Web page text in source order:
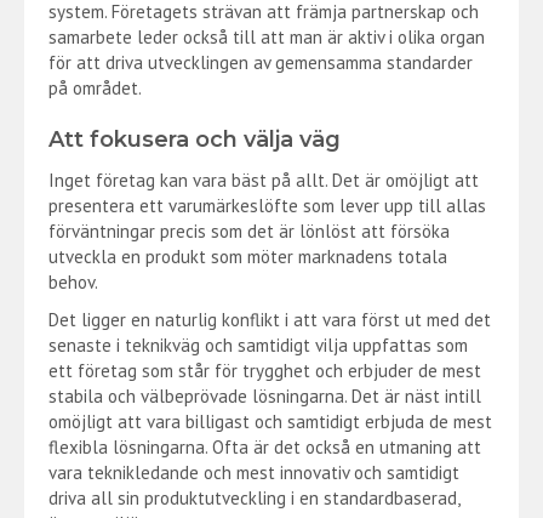
system. Företagets strävan att främja partnerskap och
samarbete leder också till att man är aktiv i olika organ
för att driva utvecklingen av gemensamma standarder
på området.
Att fokusera och välja väg
Inget företag kan vara bäst på allt. Det är omöjligt att
presentera ett varumärkeslöfte som lever upp till allas
förväntningar precis som det är lönlöst att försöka
utveckla en produkt som möter marknadens totala
behov.
Det ligger en naturlig konflikt i att vara först ut med det
senaste i teknikväg och samtidigt vilja uppfattas som
ett företag som står för trygghet och erbjuder de mest
stabila och välbeprövade lösningarna. Det är näst intill
omöjligt att vara billigast och samtidigt erbjuda de mest
flexibla lösningarna. Ofta är det också en utmaning att
vara teknikledande och mest innovativ och samtidigt
driva all sin produktutveckling i en standardbaserad,